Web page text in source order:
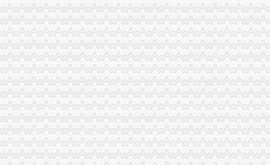
江门代办营业执照,江门注册公司,江门代理记账,江门工商代理,
【石家庄工商注册代办营业执照工商营业执照营业执照年检】厂家
南岸区四公里朋源汽车信息咨询服务部
增城市营业执照代办,所需要准备的材料以及费用与流程_邮市四p8_
沈代办营业执照-沈代办工商执照公司注册|沈代办公司注销废业|
我在外地,想在青岛找人代办沧口四流中路经商营业执照,_搜问问
【深圳代办执照代办深圳营业执照四证合一】价格_厂家_图片-Hc360
津招商,享受税收优惠,免费代办工商执照-工农村街工商注册|天
在家门口银行网点即可办理营业执照_国内_新民网
中国前海自贸区专业代理公司注册代办营业执照_志趣网
快速代办美容美发营业执照四天出
供应深圳公司注册、快捷代办营业执照仅需800元_志趣网
赣州：夫妻替人代办营业执照伪造公章和签名被拘_原创_江西网络广